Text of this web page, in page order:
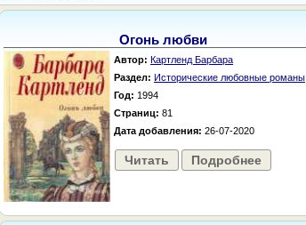
Огонь любви
Автор: Картленд Барбара
Раздел: Исторические любовные романы
Год: 1994
Страниц: 81
Дата добавления: 26-07-2020
Читать Подробнее